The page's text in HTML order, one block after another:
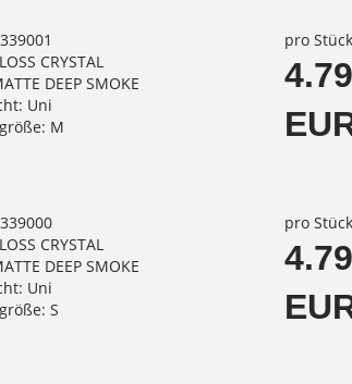
CRYSTAL
DEEP SMOKE
Uni
M
pro
CRYSTAL
DEEP SMOKE
Uni
S
pro